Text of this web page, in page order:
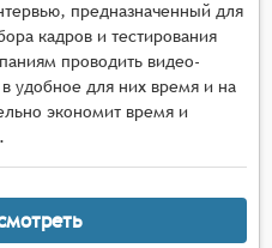
предназначенный для
кадров и тестирования
проводить видео-
удобное для них время и на
экономит время и